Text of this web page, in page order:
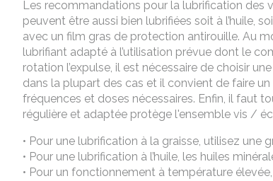
Les recommandations pour la lubrification des
peuvent être aussi bien lubrifiées soit à l’huile,
avec un film gras de protection antirouille. Au
lubrifiant adapté à l’utilisation prévue dont le
rotation l’expulse, il est nécessaire de choisir
dans la plupart des cas et il convient de faire
fréquences et doses nécessaires. Enfin, il faut
régulière et adaptée protège l'ensemble vis /
• Pour une lubrification à la graisse, utilisez une
• Pour une lubrification à l’huile, les huiles
• Pour un fonctionnement à température